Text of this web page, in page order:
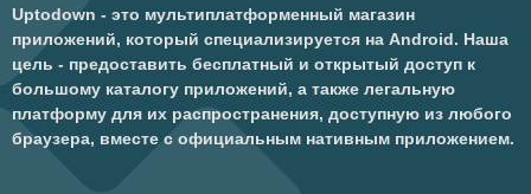
Uptodown - это мультиплатформенный магазин
приложений, который специализируется на Android. Наша
цель - предоставить бесплатный и открытый доступ к
большому каталогу приложений, а также легальную
платформу для их распространения, доступную из любого
браузера, вместе с официальным нативным приложением.